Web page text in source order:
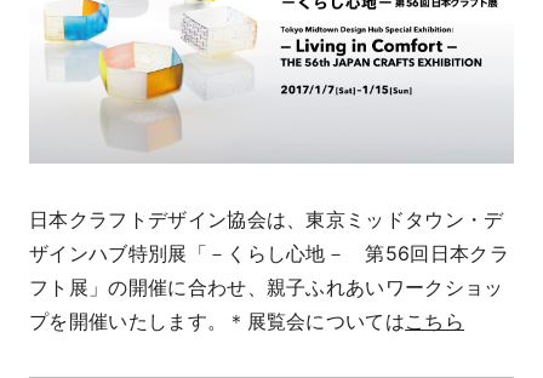
日本クラフトデザイン協会は、東京ミッドタウン・デ
ザインハブ特別展「－くらし心地－ 第56回日本クラ
フト展」の開催に合わせ、親子ふれあいワークショッ
プを開催いたします。＊展覧会についてはこちら